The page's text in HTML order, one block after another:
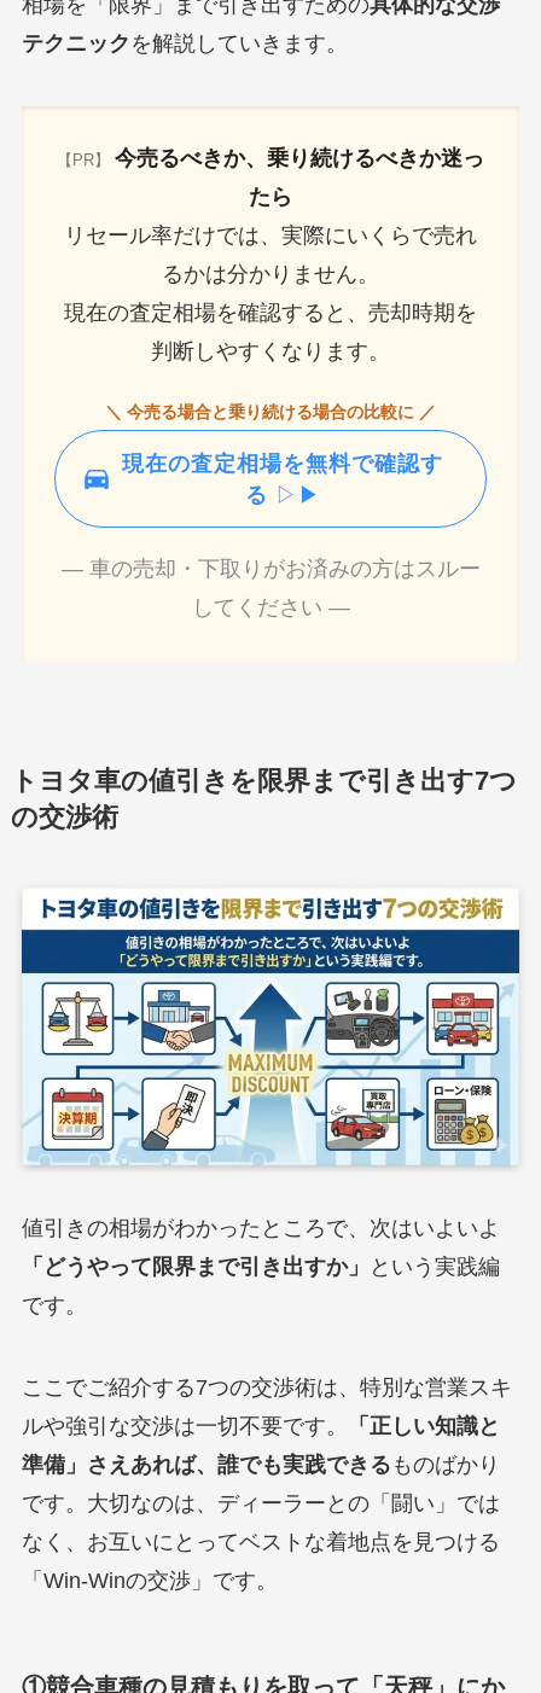
テクニック を解説していきます。
【PR】
今売るべきか、乗り続けるべきか迷っ
たら
リセール率だけでは、実際にいくらで売れ
るかは分かりません。
現在の査定相場を確認すると、売却時期を
判断しやすくなります。
＼ 今売る場合と乗り続ける場合の比較に ／
現在の査定相場を無料で確認す
る ▷▶
― 車の売却・下取りがお済みの方はスルー
してください ―
トヨタ車の値引きを限界まで引き出す7つ
の交渉術
値引きの相場がわかったところで、次はいよいよ
「どうやって限界まで引き出すか」
という実践編
です。
ここでご紹介する7つの交渉術は、特別な営業スキ
ルや強引な交渉は一切不要です。
「正しい知識と
準備」さえあれば、誰でも実践できる ものばかり
です。大切なのは、ディーラーとの「闘い」では
なく、お互いにとってベストな着地点を見つける
「Win-Winの交渉」です。
①競合車種の見積もりを取って「天秤」にか